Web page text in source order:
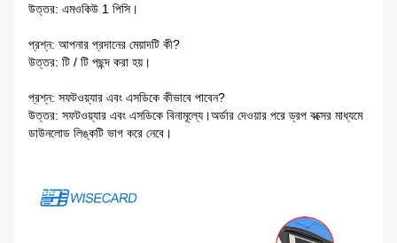
উত্তর: এমওকিউ 1 পিসি।
প্রশ্ন: আপনার প্রদানের মেয়াদটি কী?
উত্তর: টি / টি পছন্দ করা হয়।
প্রশ্ন: সফটওয়্যার এবং এসডিকে কীভাবে পাবেন?
উত্তর: সফটওয়্যার এবং এসডিকে বিনামূল্যে।অর্ডার দেওয়ার পরে ড্রপ বক্সের মাধ্যমে
ডাউনলোড লিঙ্কটি ভাগ করে নেবে।